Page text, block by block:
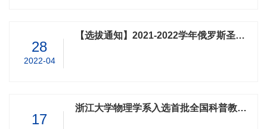
28
2022-04
【选拔通知】2021-2022学年俄罗斯圣彼得堡彼得大帝理工大学线上暑期课程项目
17
浙江大学物理学系入选首批全国科普教育基地